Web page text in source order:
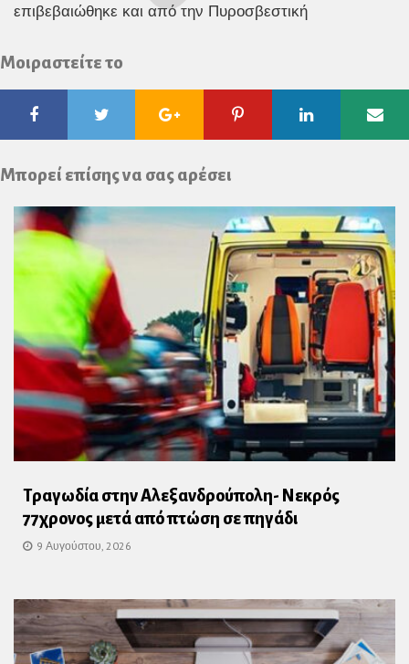
επιβεβαιώθηκε και από την Πυροσβεστική
Μοιραστείτε το
FacebookTwitter Google
Plus
Pinterest Linkedin
Μπορεί επίσης να σας αρέσει
Τραγωδία στην Αλεξανδρούπολη- Νεκρός
77χρονος μετά από πτώση σε πηγάδι
9 Αυγούστου, 2026